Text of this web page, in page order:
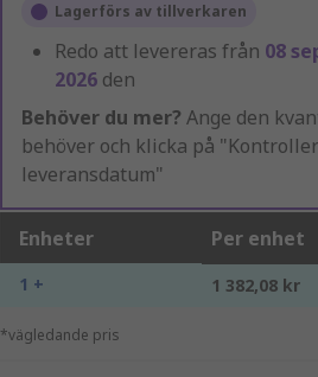
Lagerförs av tillverkaren
Redo att levereras från 08
2026 den
Behöver du mer? Ange den
behöver och klicka på
leveransdatum"
Enheter Per enhet
1 + 1 382,08 kr
*vägledande pris